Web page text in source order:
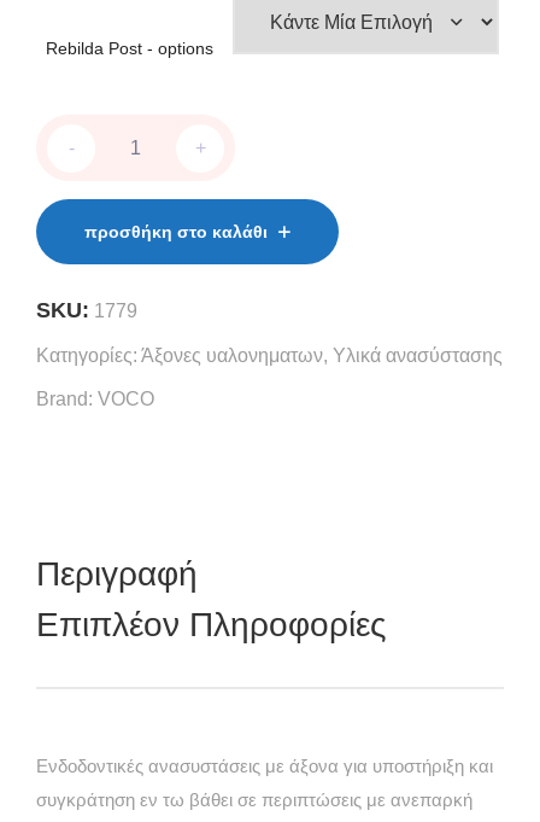
Rebilda Post - options
drill
quantity
- +
προσθήκη στο καλάθι
SKU: 1779
Κατηγορίες: Άξονες υαλονηματων, Υλικά ανασύστασης
Brand: VOCO
Περιγραφή
Επιπλέον Πληροφορίες
Ενδοδοντικές ανασυστάσεις με άξονα για υποστήριξη και
συγκράτηση εν τω βάθει σε περιπτώσεις με ανεπαρκή